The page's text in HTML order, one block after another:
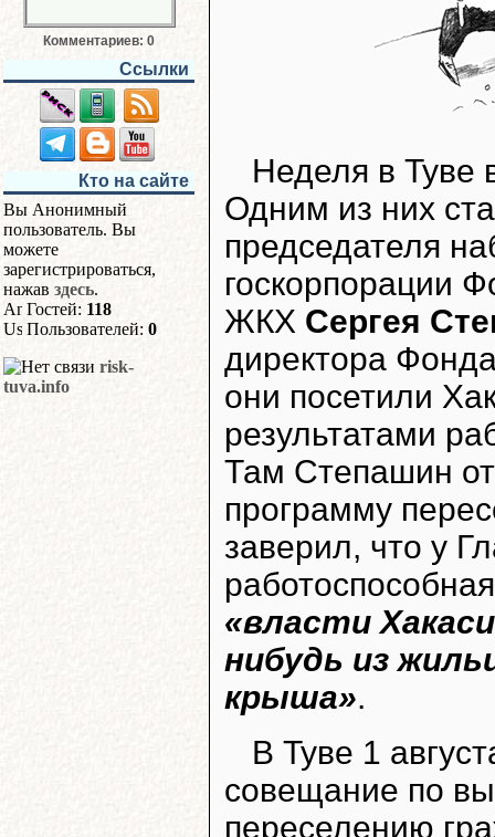
Комментариев: 0
Ссылки
Кто на сайте
Вы Анонимный
пользователь. Вы
можете
зарегистрироваться,
нажав здесь.
Гостей: 118
Пользователей: 0
risk-
tuva.info
Неделя в Туве
Одним из них
председателя
госкорпорации
ЖКХ Сергея
директора
они посетили
результатами
Там Степашин
программу
заверил, что у
«власти
нибудь из
крыша».
В Туве 1
совещание по
переселению